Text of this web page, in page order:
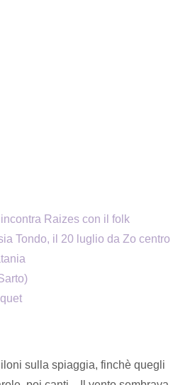
Raizes con il folk
Tondo, il 20 luglio da Zo centro
sulla spiaggia, finchè quegli